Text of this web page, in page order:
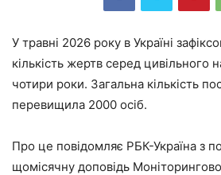
У травні 2026 року в Україні
кількість жертв серед цивільного
чотири роки. Загальна кількість
перевищила 2000 осіб.
Про це повідомляє РБК-Україна з
щомісячну доповідь